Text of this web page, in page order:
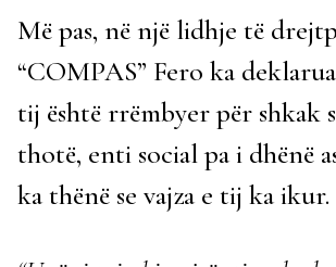
Më pas, në një lidhje të
“COMPAS” Fero ka
tij është rrëmbyer për shkak
thotë, enti social pa i dhënë
ka thënë se vajza e tij ka ikur.